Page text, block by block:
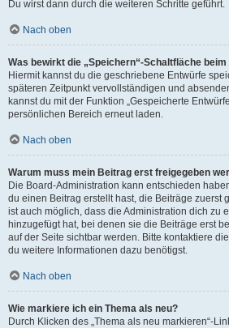
Du wirst dann durch die weiteren Schritte geführt.
Nach oben
Was bewirkt die „Speichern“-Schaltfläche
Hiermit kannst du die geschriebene Entwürfe
späteren Zeitpunkt vervollständigen und
kannst du mit der Funktion „Gespeicherte
persönlichen Bereich erneut laden.
Nach oben
Warum muss mein Beitrag erst freigegeben
Die Board-Administration kann entschieden
du einen Beitrag erstellt hast, die Beiträge zuerst
ist auch möglich, dass die Administration dich zu
hinzugefügt hat, bei denen sie die Beiträge erst
auf der Seite sichtbar werden. Bitte kontaktiere
du weitere Informationen dazu benötigst.
Nach oben
Wie markiere ich ein Thema als neu?
Durch Klicken des „Thema als neu markieren“-